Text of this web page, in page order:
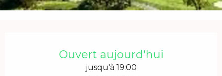
Ouvert aujourd'hui
jusqu'à 19:00